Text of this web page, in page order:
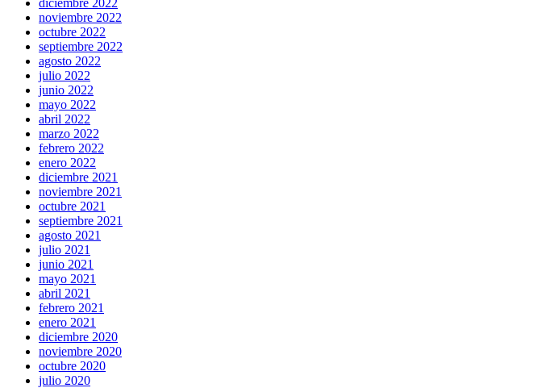
noviembre 2022
octubre 2022
septiembre 2022
agosto 2022
julio 2022
junio 2022
mayo 2022
abril 2022
marzo 2022
febrero 2022
enero 2022
diciembre 2021
noviembre 2021
octubre 2021
septiembre 2021
agosto 2021
julio 2021
junio 2021
mayo 2021
abril 2021
febrero 2021
enero 2021
diciembre 2020
noviembre 2020
octubre 2020
julio 2020